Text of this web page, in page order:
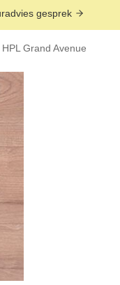
gesprek
Grand Avenue